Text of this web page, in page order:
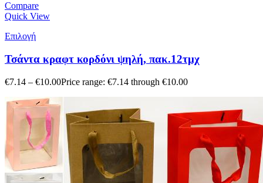
Compare
Quick View
Επιλογή
Τσάντα κραφτ κορδόνι ψηλή, πακ.12τμχ
€7.14 – €10.00Price range: €7.14 through €10.00